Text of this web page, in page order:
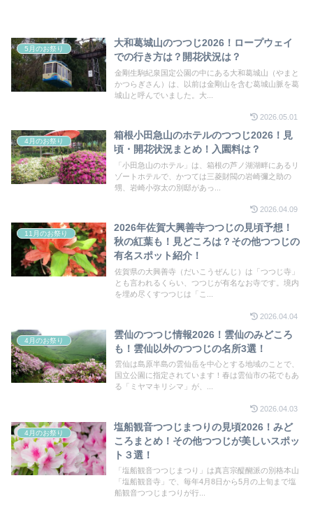
5月のお祭り
大和葛城山のつつじ2026！ロープウェイ
での行き方は？開花状況は？
金剛生駒紀泉国定公園の中にある大和葛城山（やまと
かつらぎさん）は、以前は金剛山を含む葛城山脈を葛
城山と呼んでいました。大...
2026.05.01
4月のお祭り
箱根小田急山のホテルのつつじ2026！見
頃・開花状況まとめ！入園料は？
「小田急山のホテル」は、箱根の芦ノ湖湖畔にあるリ
ゾートホテルで、かつては三菱財閥の岩崎彌之助の
甥、岩崎小弥太の別邸があっ...
2026.04.09
11月のお祭り
2026年佐賀大興善寺つつじの見頃予想！
秋の紅葉も！見どころは？その他つつじの
有名スポット紹介！
佐賀県の大興善寺（だいこうぜんじ）は「つつじ寺」
とも言われるくらい、つつじが有名なお寺です。境内
を埋め尽くすつつじは「こ...
2026.04.04
4月のお祭り
雲仙のつつじ情報2026！雲仙のみどころ
も！雲仙以外のつつじの名所3選！
雲仙は島原半島の雲仙岳を中心とする地域のことで、
国立公園に指定されています！春は雲仙市の花でもあ
る「ミヤマキリシマ」が、...
2026.04.03
4月のお祭り
塩船観音つつじまつりの見頃2026！みど
ころまとめ！その他つつじが美しいスポッ
ト３選！
「塩船観音つつじまつり」は真言宗醍醐派の別格本山
「塩船観音寺」で、毎年4月8日から5月の上旬まで塩
船観音つつじまつりが行...